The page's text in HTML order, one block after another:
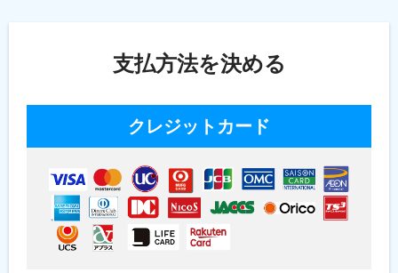
支払方法を決める
クレジットカード